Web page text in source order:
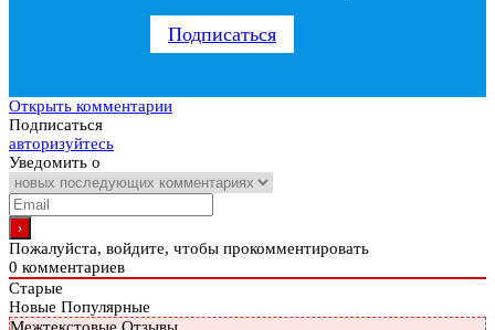
Подписаться
Открыть комментарии
Подписаться
авторизуйтесь
Уведомить о
Пожалуйста, войдите, чтобы прокомментировать
0 комментариев
Старые
Новые Популярные